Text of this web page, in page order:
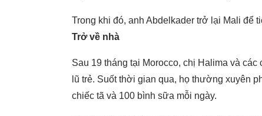
Trong khi đó, anh Abdelkader trở lại Mali để
Trở về nhà
Sau 19 tháng tại Morocco, chị Halima và
lũ trẻ. Suốt thời gian qua, họ thường xuyên
chiếc tã và 100 bình sữa mỗi ngày.